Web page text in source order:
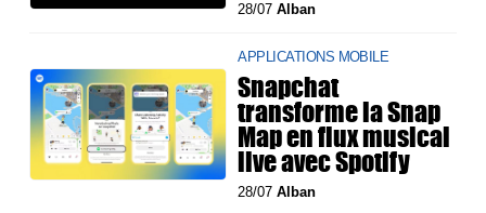
28/07Alban
APPLICATIONS MOBILE
Snapchat
transforme la Snap
Map en flux musical
live avec Spotify
28/07Alban